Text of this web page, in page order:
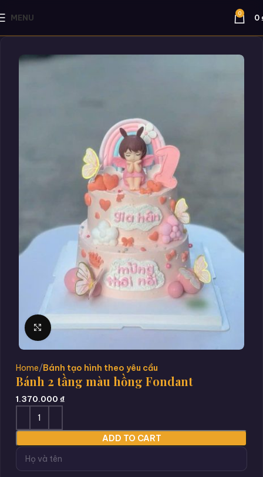
MENU 0 0
Click to enlarge
Home Bánh tạo hình theo yêu cầu
Bánh 2 tầng màu hồng Fondant
1.370.000 ₫
ADD TO CART